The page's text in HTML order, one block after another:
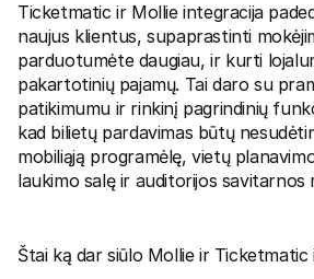
Ticketmatic ir Mollie integracija
naujus klientus, supaprastinti
parduotumėte daugiau, ir kurti
pakartotinių pajamų. Tai daro su
patikimumu ir rinkinį pagrindinių
kad bilietų pardavimas būtų
mobiliąją programėlę, vietų
laukimo salę ir auditorijos savitarnos
Štai ką dar siūlo Mollie ir Ticketmatic
komandą!
Kontaktai
Pirkėjams
Sužinokite, kodėl Mollie yra jūsų banko
Mollie klientams
Susisiekite su mūsų klientų
Susisiekite su pardavimais
Sužinokite, kaip galime padėti jūsų